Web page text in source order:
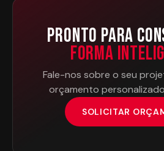
Pronto Para
Forma
Fale-nos sobre o seu
orçamento
SOLICITAR